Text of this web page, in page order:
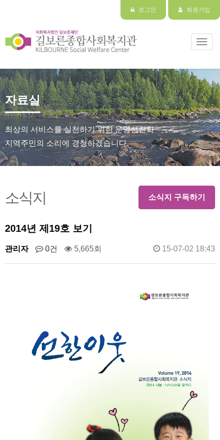
로그인 회원가입
자료실
최상의 서비스를 실천하기 위한 운영선진화
지역주민의 소리에 경청하겠습니다.
소식지 소식지 구독하기
2014년 제19호 보기
관리자 0건 5,665회 15-07-02 18:43